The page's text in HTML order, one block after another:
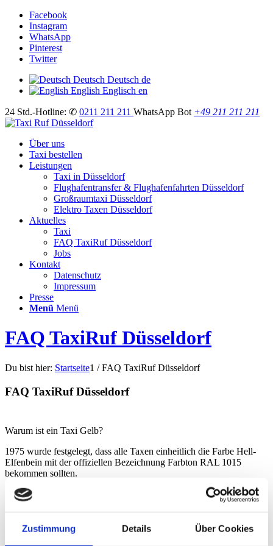
Zustimmung Details Über Cookies
Facebook
Instagram
WhatsApp
Pinterest
Twitter
Deutsch Deutsch de
English Englisch en
24 Std.-Hotline: ✆ 0211 211 211 WhatsApp Bot +49 211 211 211
Über uns
Taxi bestellen
Leistungen
Taxi in Düsseldorf
Flughafentransfer & Flughafenfahrten Düsseldorf
Großraumtaxi Düsseldorf
Elektro Taxen Düsseldorf
Aktuelles
Taxi
FAQ TaxiRuf Düsseldorf
Jobs
Kontakt
Datenschutz
Impressum
Presse
Menü Menü
FAQ TaxiRuf Düsseldorf
Du bist hier: Startseite1 / FAQ TaxiRuf Düsseldorf
FAQ TaxiRuf Düsseldorf
Warum ist ein Taxi Gelb?
1975 wurde festgelegt, dass alle Taxen einheitlich die Farbe Hell-
Elfenbein mit der offiziellen Bezeichnung Farbton RAL 1015
bekommen sollten.
Wie viel kostet ein Taxi in Düsseldorf?
Die Grundgebühr für einTaxi Düsseldorfkosten Sie4,50 €und
pro KM zahlen Sie